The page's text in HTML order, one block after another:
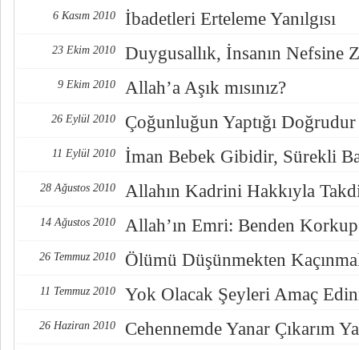
6 Kasım 2010 İbadetleri Erteleme Yanılgısı
23 Ekim 2010 Duygusallık, İnsanın Nefsine
9 Ekim 2010 Allah’a Aşık mısınız?
26 Eylül 2010 Çoğunluğun Yaptığı Doğrudur
11 Eylül 2010 İman Bebek Gibidir, Sürekli
28 Ağustos 2010 Allahın Kadrini Hakkıyla
14 Ağustos 2010 Allah’ın Emri: Benden Korkup
26 Temmuz 2010 Ölümü Düşünmekten
11 Temmuz 2010 Yok Olacak Şeyleri Amaç
26 Haziran 2010 Cehennemde Yanar Çıkarım